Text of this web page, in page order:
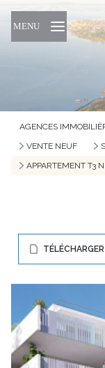
MENU
AGENCES
VENTE NEUF
APPARTEMENT T3